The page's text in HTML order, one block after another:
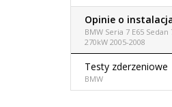
Opinie o
BMW Seria 7 E65 Sedan
270kW 2005-2008
Testy zderzeniowe
BMW